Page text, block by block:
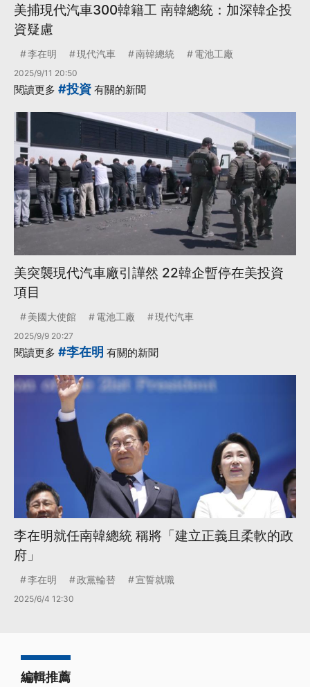
美捕現代汽車300韓籍工 南韓總統：加深韓企投
資疑慮
李在明 現代汽車 南韓總統 電池工廠
2025/9/11 20:50
閱讀更多 #投資 有關的新聞
美突襲現代汽車廠引譁然 22韓企暫停在美投資
項目
美國大使館 電池工廠 現代汽車
2025/9/9 20:27
閱讀更多 #李在明 有關的新聞
李在明就任南韓總統 稱將「建立正義且柔軟的政
府」
李在明 政黨輪替 宣誓就職
2025/6/4 12:30
編輯推薦